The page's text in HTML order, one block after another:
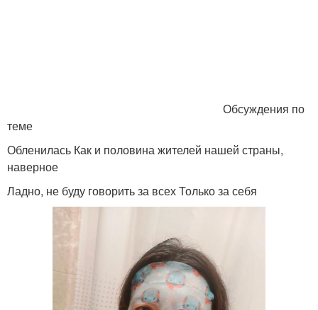
Обсуждения по
теме
Обленилась Как и половина жителей нашей страны,
наверное
Ладно, не буду говорить за всех Только за себя